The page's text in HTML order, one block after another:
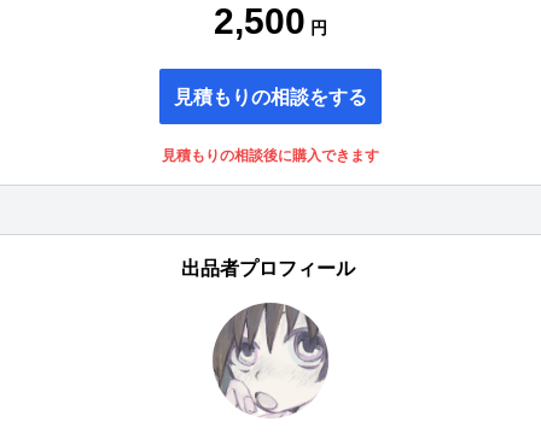
2,500 円
見積もりの相談をする
見積もりの相談後に購入できます
出品者プロフィール